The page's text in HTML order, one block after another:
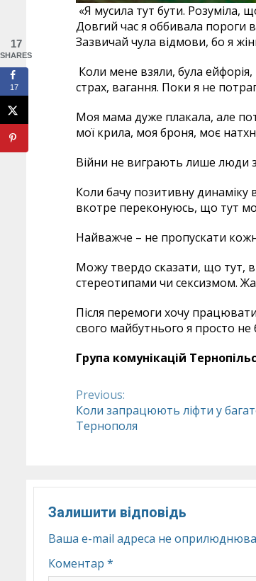
«Я мусила тут бути. Розуміла,
Довгий час я оббивала пороги
Зазвичай чула відмови, бо я
Коли мене взяли, була
страх, вагання. Поки я не
Моя мама дуже плакала, але
мої крила, моя броня, моє
Війни не виграють лише люди
Коли бачу позитивну динаміку
вкотре переконуюсь, що тут
Найважче – не пропускати
Можу твердо сказати, що тут, в
стереотипами чи сексизмом.
Після перемоги хочу
свого майбутнього я просто не
Група комунікацій
Continue
Reading
Previous:
Коли запрацюють ліфти у
Тернополя
Залишити відповідь
Ваша e-mail адреса не
Коментар *
17
SHARES
17